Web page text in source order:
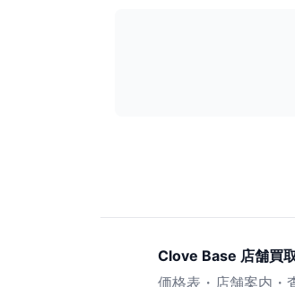
Clove Base 店舗買
価格表・店舗案内・